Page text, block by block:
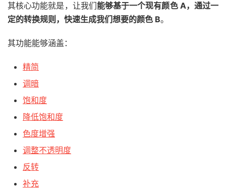
其核心功能就是，让我们能够基于一个现有颜色 A，通过一
定的转换规则，快速生成我们想要的颜色 B。
其功能能够涵盖：
精简
调暗
饱和度
降低饱和度
色度增强
调整不透明度
反转
补充